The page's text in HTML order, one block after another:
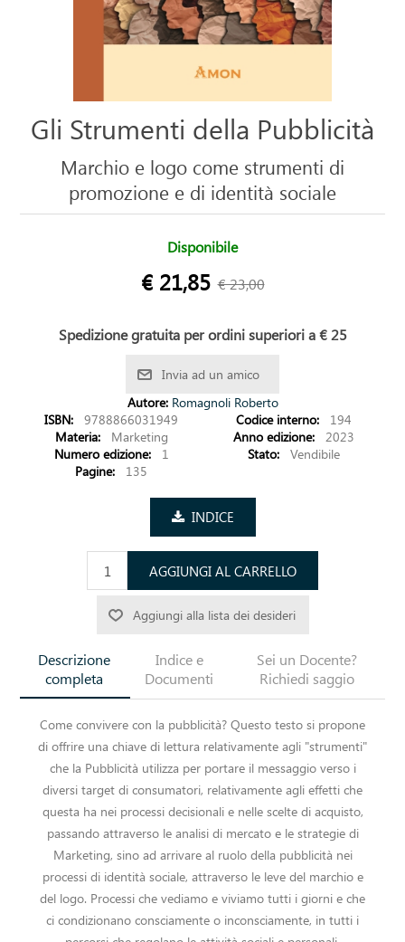
Gli Strumenti della Pubblicità
Marchio e logo come strumenti di
promozione e di identità sociale
Disponibile
€ 21,85 € 23,00
Spedizione gratuita per ordini superiori a € 25
Invia ad un amico
Autore: Romagnoli Roberto
ISBN:
9788866031949 Codice interno:
194
Materia:
Marketing Anno edizione:
2023
Numero edizione:
1 Stato:
Vendibile
Pagine:
135
INDICE
AGGIUNGI AL CARRELLO
Aggiungi alla lista dei desideri
Descrizione
completa
Indice e
Documenti
Sei un Docente?
Richiedi saggio
Come convivere con la pubblicità? Questo testo si propone
di offrire una chiave di lettura relativamente agli "strumenti"
che la Pubblicità utilizza per portare il messaggio verso i
diversi target di consumatori, relativamente agli effetti che
questa ha nei processi decisionali e nelle scelte di acquisto,
passando attraverso le analisi di mercato e le strategie di
Marketing, sino ad arrivare al ruolo della pubblicità nei
processi di identità sociale, attraverso le leve del marchio e
del logo. Processi che vediamo e viviamo tutti i giorni e che
ci condizionano consciamente o inconsciamente, in tutti i